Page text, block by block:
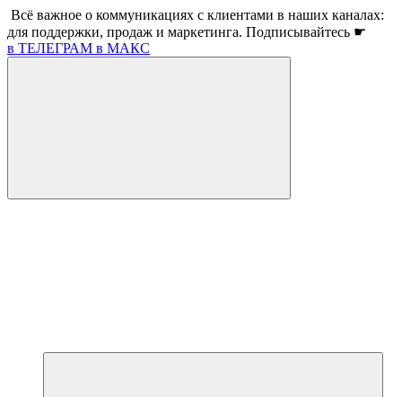
Всё важное о коммуникациях с клиентами в наших каналах:
для поддержки, продаж и маркетинга. Подписывайтесь ☛
в ТЕЛЕГРАМ в МАКС